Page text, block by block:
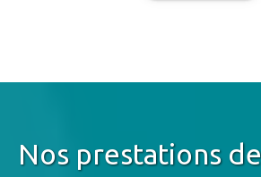
Nos prestations